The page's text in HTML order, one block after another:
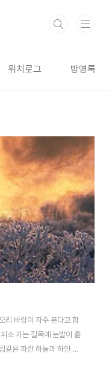
위치로그 방명록
리 바람이 자주 분다고 합
소 가는 길목에 눈발이 흩
같은 파란 하늘과 하얀 옷
렌즈를 끼우고 찍긴 했지